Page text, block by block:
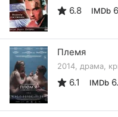
6.8 IMDb
Племя
2014, драма,
6.1 IMDb